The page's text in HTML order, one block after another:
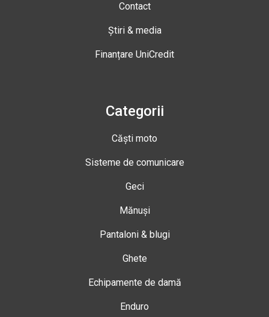
Contact
Știri & media
Finanțare UniCredit
Categorii
Căști moto
Sisteme de comunicare
Geci
Mănuși
Pantaloni & blugi
Ghete
Echipamente de damă
Enduro